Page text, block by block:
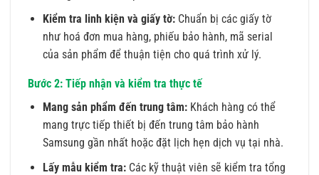
Kiểm tra linh kiện và giấy tờ:Chuẩn bị các giấy tờ
như hoá đơn mua hàng, phiếu bảo hành, mã serial
của sản phẩm để thuận tiện cho quá trình xử lý.
Bước 2: Tiếp nhận và kiểm tra thực tế
Mang sản phẩm đến trung tâm:Khách hàng có thể
mang trực tiếp thiết bị đến trung tâm bảo hành
Samsung gần nhất hoặc đặt lịch hẹn dịch vụ tại nhà.
Lấy mẫu kiểm tra:Các kỹ thuật viên sẽ kiểm tra tổng